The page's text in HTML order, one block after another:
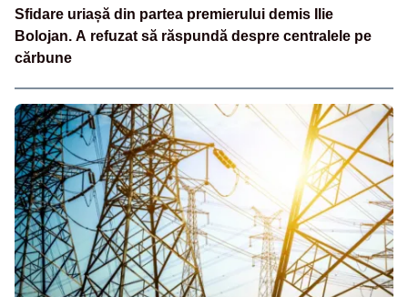
Sfidare uriașă din partea premierului demis Ilie
Bolojan. A refuzat să răspundă despre centralele pe
cărbune